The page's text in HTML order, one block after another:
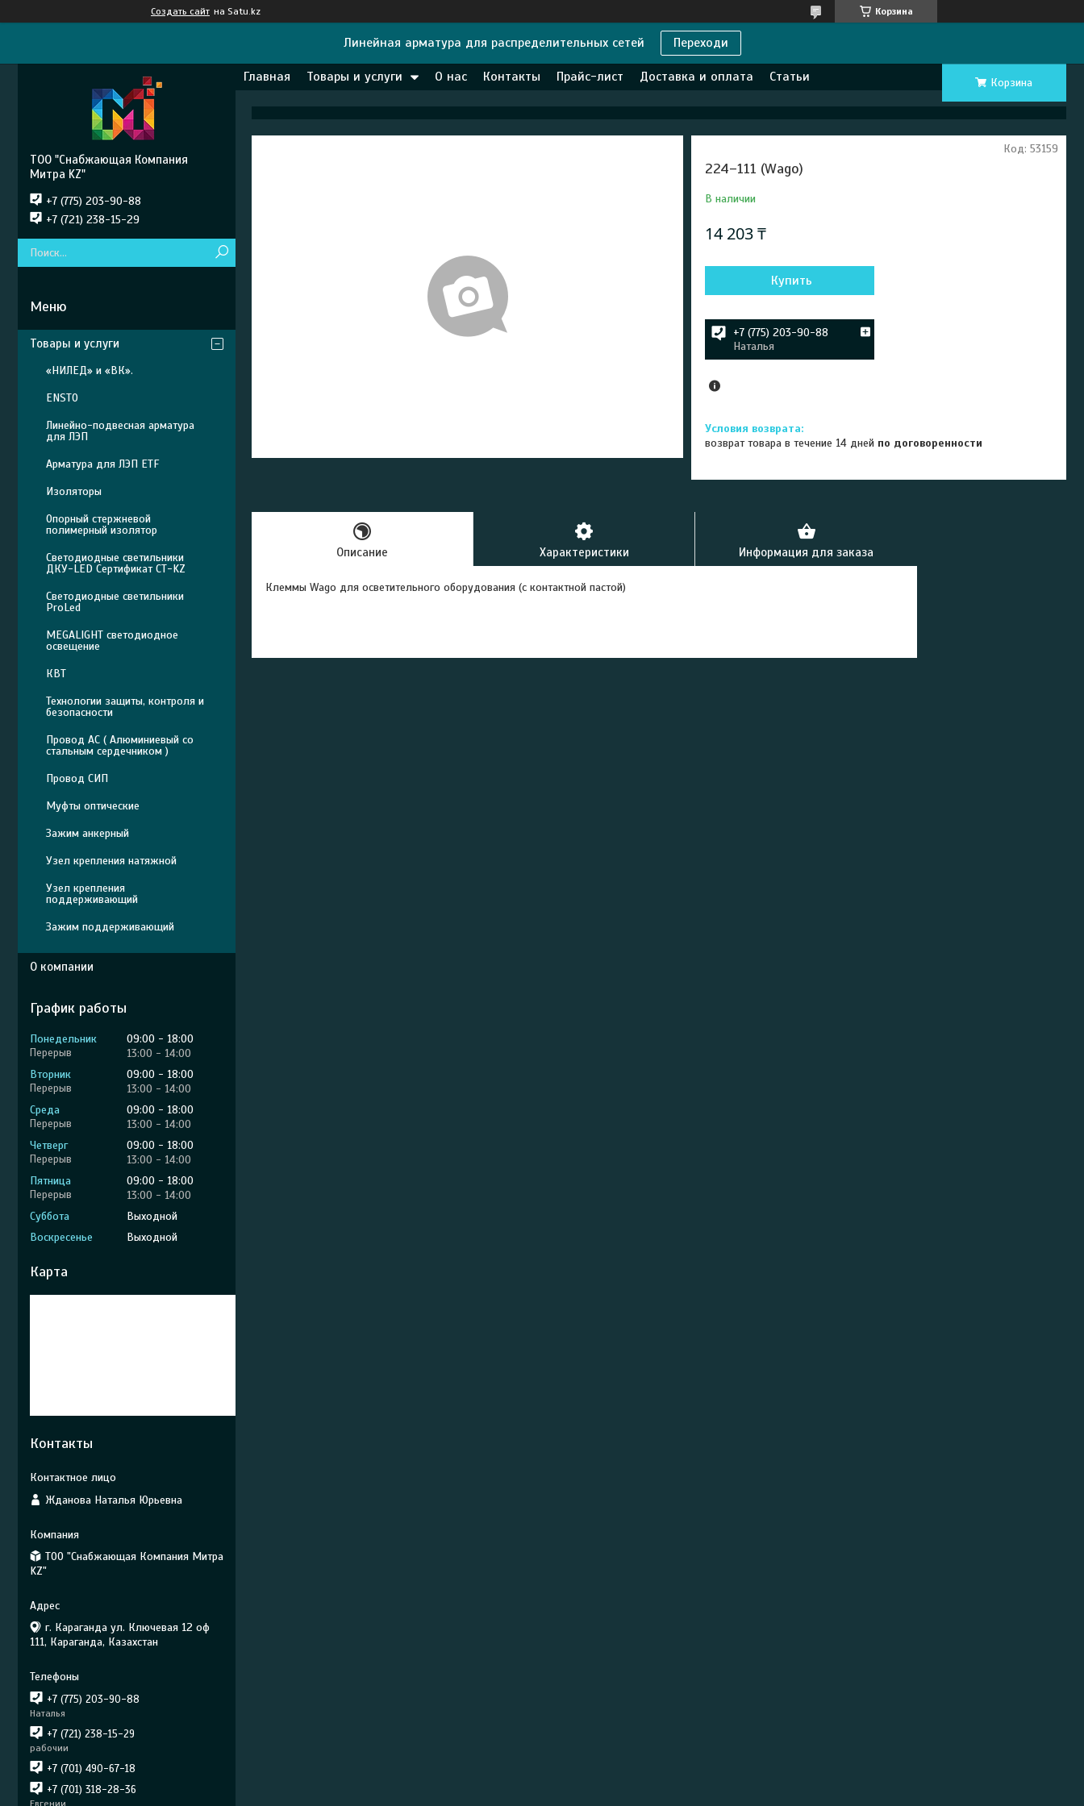
Создать сайт на Satu.kz Корзина
Линейная арматура для распределительных сетей Переходи
Главная Товары и услуги О нас Контакты Прайс-лист Доставка и оплата Статьи Корзина
224–111 (Wago)
В наличии
Код: 53159
14 203 ₸
Купить
+7 (775) 203-90-88
Наталья
возврат товара в течение 14 дней по договоренности
Описание Характеристики Информация для заказа
Клеммы Wago для осветительного оборудования (с контактной пастой)
ТОО "Снабжающая Компания
Митра KZ"
+7 (775) 203-90-88
+7 (721) 238-15-29
Товары и услуги
«НИЛЕД» и «ВК».
ENSTO
Линейно-подвесная арматура
для ЛЭП
Арматура для ЛЭП ETF
Изоляторы
Опорный стержневой
полимерный изолятор
Светодиодные светильники
ДКУ-LED Сертификат СТ-KZ
Светодиодные светильники
ProLed
MEGALIGHT светодиодное
освещение
КВТ
Технологии защиты, контроля и
безопасности
Провод АС ( Алюминиевый со
стальным сердечником )
Провод СИП
Муфты оптические
Зажим анкерный
Узел крепления натяжной
Узел крепления
поддерживающий
Зажим поддерживающий
О компании
График работы
Понедельник 09:00
18:00
13:00
14:00
Вторник
09:00
18:00
13:00
14:00
Среда
09:00
18:00
13:00
14:00
Четверг
09:00
18:00
13:00
14:00
Пятница
09:00
18:00
13:00
14:00
Суббота
Выходной
Воскресенье
Выходной
Карта
Контакты
Жданова Наталья Юрьевна
ТОО "Снабжающая Компания Митра
KZ"
г. Караганда ул. Ключевая 12 оф
111, Караганда, Казахстан
+7 (775) 203-90-88
Наталья
+7 (721) 238-15-29
рабочии
+7 (701) 490-67-18
+7 (701) 318-28-36
Евгении